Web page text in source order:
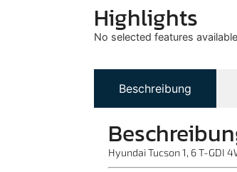
Highlights
No selected features
Beschreibung
Hyundai Tucson 1, 6 T-GDI